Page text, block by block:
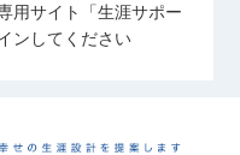
用サイト「生涯サポー
ンしてください